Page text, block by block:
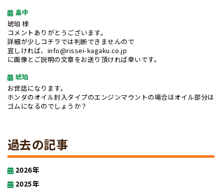
畠中
琥珀 様
コメントありがとうございます。
詳細が少しコチラでは判断できませんので
宜しければ、info@rissei-kagaku.co.jp
に画像とご説明の文章をお送り頂ければ幸いです。
琥珀
お世話になります。
ホンダのオイル封入タイプのエンジンマウントの場合はオイル部分は
ゴムになるのでしょうか？
過去の記事
2026年
2025年